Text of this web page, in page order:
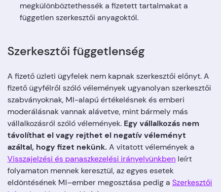
megkülönböztethessék a fizetett tartalmakat a
független szerkesztői anyagoktól.
Szerkesztői függetlenség
A fizető üzleti ügyfelek nem kapnak szerkesztői előnyt. A
fizető ügyfélről szóló vélemények ugyanolyan szerkesztői
szabványoknak, MI-alapú értékelésnek és emberi
moderálásnak vannak alávetve, mint bármely más
vállalkozásról szóló vélemények. Egy vállalkozás nem
távolíthat el vagy rejthet el negatív véleményt
azáltal, hogy fizet nekünk. A vitatott vélemények a
Visszajelzési és panaszkezelési irányelvünkben leírt
folyamaton mennek keresztül, az egyes esetek
eldöntésének MI–ember megosztása pedig a Szerkesztői